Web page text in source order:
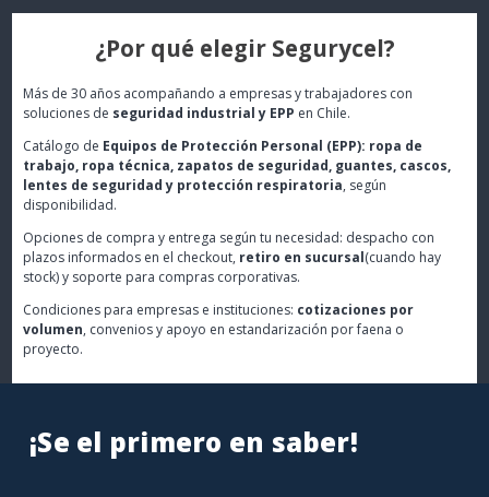
¿Por qué elegir Segurycel?
Más de 30 años acompañando a empresas y trabajadores con
soluciones de seguridad industrial y EPP en Chile.
Catálogo de Equipos de Protección Personal (EPP): ropa de
trabajo, ropa técnica, zapatos de seguridad, guantes, cascos,
lentes de seguridad y protección respiratoria, según
disponibilidad.
Opciones de compra y entrega según tu necesidad: despacho con
plazos informados en el checkout, retiro en sucursal(cuando hay
stock) y soporte para compras corporativas.
Condiciones para empresas e instituciones: cotizaciones por
volumen, convenios y apoyo en estandarización por faena o
proyecto.
¡Se el primero en saber!